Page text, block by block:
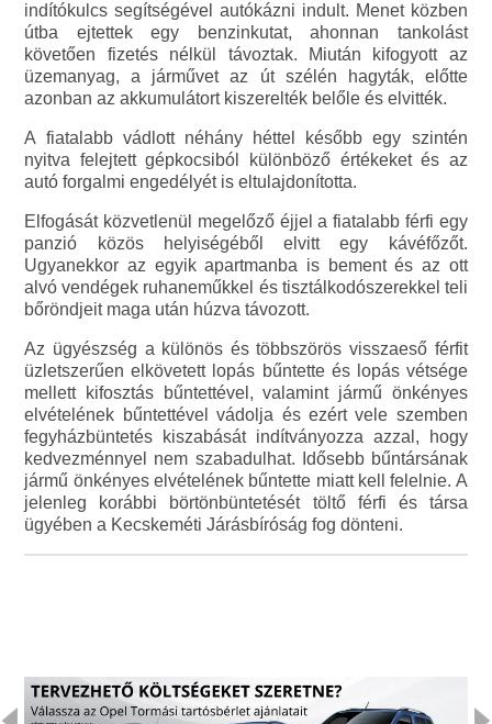
indítókulcs segítségével autókázni indult. Menet közben
útba ejtettek egy benzinkutat, ahonnan tankolást
követően fizetés nélkül távoztak. Miután kifogyott az
üzemanyag, a járművet az út szélén hagyták, előtte
azonban az akkumulátort kiszerelték belőle és elvitték.
A fiatalabb vádlott néhány héttel később egy szintén
nyitva felejtett gépkocsiból különböző értékeket és az
autó forgalmi engedélyét is eltulajdonította.
Elfogását közvetlenül megelőző éjjel a fiatalabb férfi egy
panzió közös helyiségéből elvitt egy kávéfőzőt.
Ugyanekkor az egyik apartmanba is bement és az ott
alvó vendégek ruhaneműkkel és tisztálkodószerekkel teli
bőröndjeit maga után húzva távozott.
Az ügyészség a különös és többszörös visszaeső férfit
üzletszerűen elkövetett lopás bűntette és lopás vétsége
mellett kifosztás bűntettével, valamint jármű önkényes
elvételének bűntettével vádolja és ezért vele szemben
fegyházbüntetés kiszabását indítványozza azzal, hogy
kedvezménnyel nem szabadulhat. Idősebb bűntársának
jármű önkényes elvételének bűntette miatt kell felelnie. A
jelenleg korábbi börtönbüntetését töltő férfi és társa
ügyében a Kecskeméti Járásbíróság fog dönteni.